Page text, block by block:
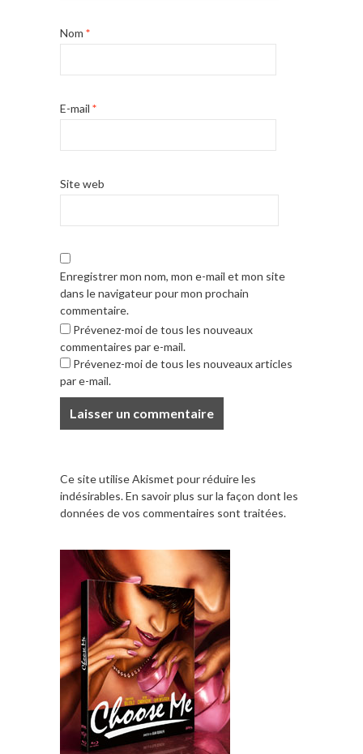
Nom *
E-mail *
Site web
Enregistrer mon nom, mon e-mail et mon site
dans le navigateur pour mon prochain
commentaire.
Prévenez-moi de tous les nouveaux
commentaires par e-mail.
Prévenez-moi de tous les nouveaux articles
par e-mail.
Ce site utilise Akismet pour réduire les
indésirables.En savoir plus sur la façon dont les
données de vos commentaires sont traitées.